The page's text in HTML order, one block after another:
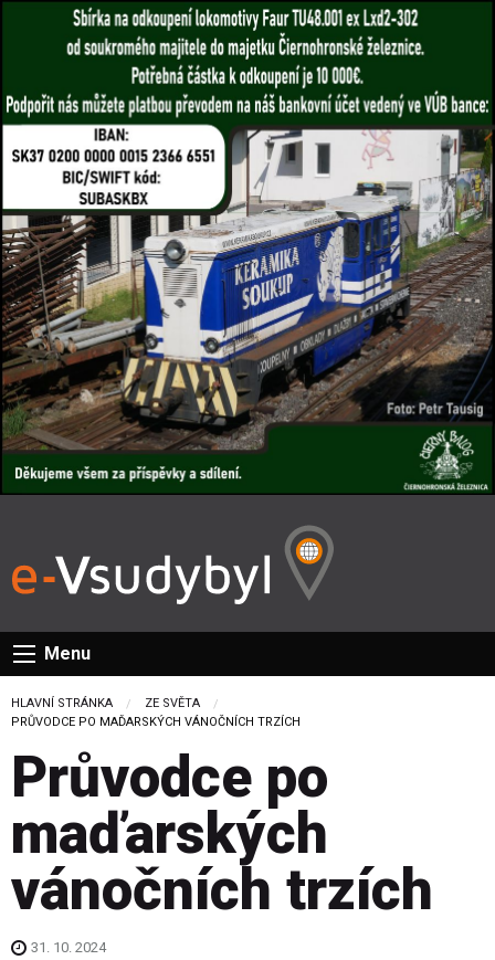
Menu
HLAVNÍ STRÁNKA
ZE SVĚTA
CURRENT:
PRŮVODCE PO MAĎARSKÝCH VÁNOČNÍCH TRZÍCH
Průvodce po
maďarských
vánočních trzích
31. 10. 2024